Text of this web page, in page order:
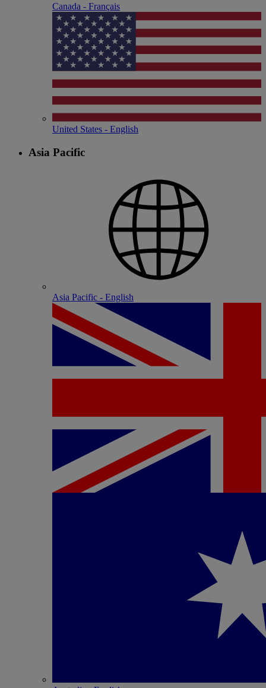
Canada - Français
United States - English
Asia Pacific
Asia Pacific - English